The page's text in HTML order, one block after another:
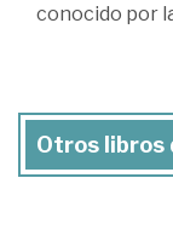
conocido por
Otros libros